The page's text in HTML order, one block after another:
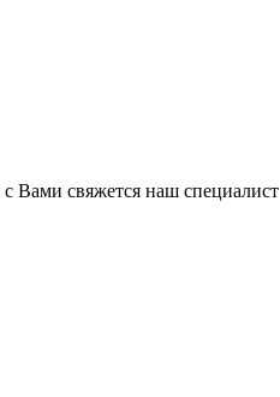
Вами свяжется наш специалист